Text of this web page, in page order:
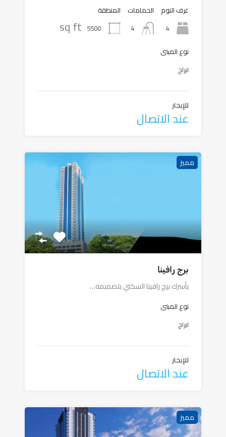
غرف النوم
4
الحمامات
4
المنطقة
5500
sq ft
نوع المبنى
ابراج
للإيجار
عند الاتصال
مميز
برج رافينا
يأسرك برج رافينا السكني بتصميمه…
نوع المبنى
ابراج
للإيجار
عند الاتصال
مميز